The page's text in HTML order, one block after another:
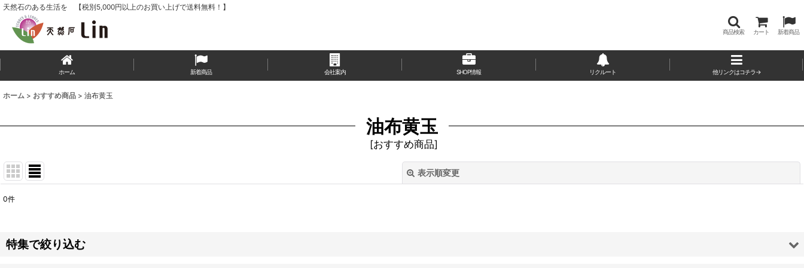
天然石のある生活を 【税別5,000円以上のお買い上げで送料無料！】
商品検索 カート 新着商品
ホーム 新着商品 会社案内 SHOP情報 リクルート 他リンクはコチラ→
ホーム > おすすめ商品 > 油布黄玉
油布黄玉
[おすすめ商品]
表示順変更
並び順:
0件
特集で絞り込む